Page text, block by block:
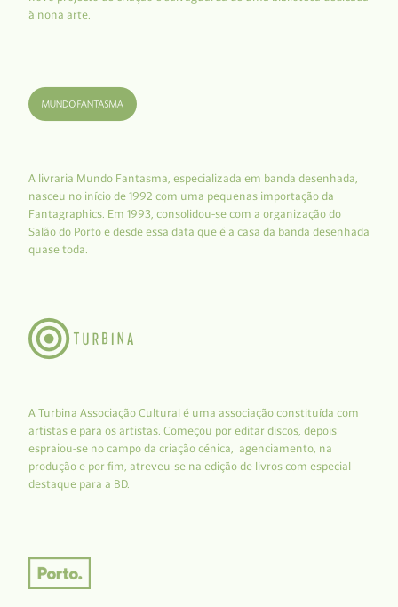
à nona arte.
A livraria Mundo Fantasma, especializada em banda desenhada,
nasceu no início de 1992 com uma pequenas importação da
Fantagraphics. Em 1993, consolidou-se com a organização do
Salão do Porto e desde essa data que é a casa da banda desenhada
quase toda.
A Turbina Associação Cultural é uma associação constituída com
artistas e para os artistas. Começou por editar discos, depois
espraiou-se no campo da criação cénica, agenciamento, na
produção e por fim, atreveu-se na edição de livros com especial
destaque para a BD.